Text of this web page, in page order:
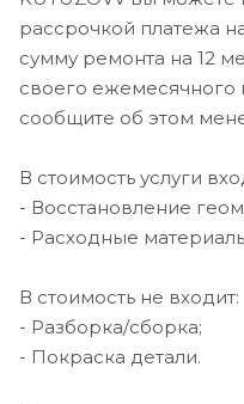
рассрочкой платежа
сумму ремонта на 12
своего ежемесячного
сообщите об этом
В стоимость услуги
- Восстановление
- Расходные
В стоимость не входит:
- Разборка/сборка;
- Покраска детали.